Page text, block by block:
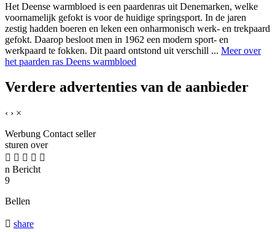
Het Deense warmbloed is een paardenras uit Denemarken, welke
voornamelijk gefokt is voor de huidige springsport. In de jaren
zestig hadden boeren en leken een onharmonisch werk- en trekpaard
gefokt. Daarop besloot men in 1962 een modern sport- en
werkpaard te fokken. Dit paard ontstond uit verschill ... Meer over
het paarden ras Deens warmbloed
Verdere advertenties van de aanbieder
‹ › ×
Werbung Contact seller
sturen over
    
n Bericht
9
Bellen
 share